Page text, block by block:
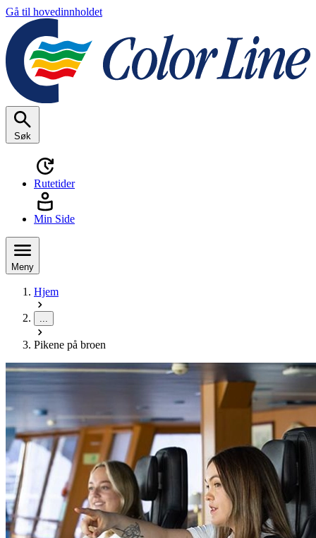
Gå til hovedinnholdet
Søk
Rutetider
Min Side
Meny
Hjem
Pikene på broen